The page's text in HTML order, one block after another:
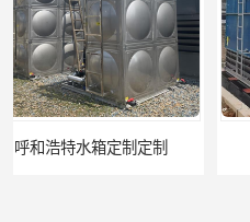
电厂冷却塔